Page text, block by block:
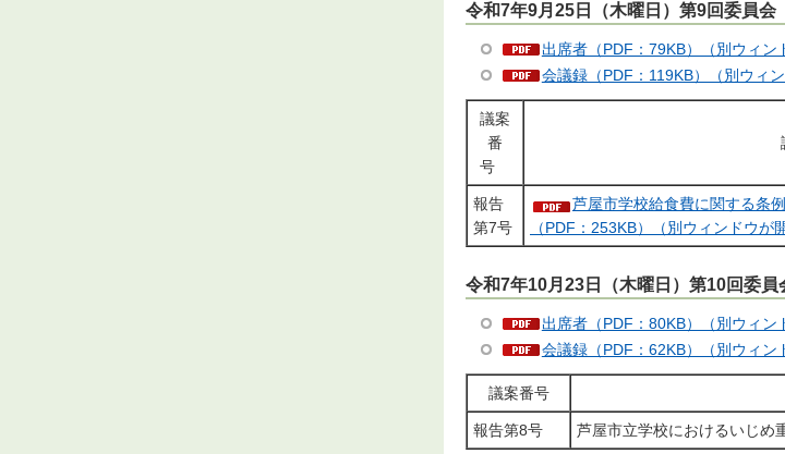
令和7年9月25日（木曜日）第9回委員会
出席者（PDF：79KB）（別ウィン
会議録（PDF：119KB）（別ウィン
議案
番
号
報告
第7号
芦屋市学校給食費に関する条
（PDF：253KB）（別ウィンドウが
令和7年10月23日（木曜日）第10回委員
出席者（PDF：80KB）（別ウィン
会議録（PDF：62KB）（別ウィン
議案番号
報告第8号 芦屋市立学校におけるいじめ